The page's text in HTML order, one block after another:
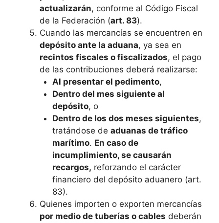
actualizarán, conforme al Código Fiscal
de la Federación (art. 83).
Cuando las mercancías se encuentren en
depósito ante la aduana, ya sea en
recintos fiscales o fiscalizados, el pago
de las contribuciones deberá realizarse:
Al presentar el pedimento,
Dentro del mes siguiente al
depósito, o
Dentro de los dos meses siguientes,
tratándose de aduanas de tráfico
marítimo. En caso de
incumplimiento, se causarán
recargos, reforzando el carácter
financiero del depósito aduanero (art.
83).
Quienes importen o exporten mercancías
por medio de tuberías o cables deberán